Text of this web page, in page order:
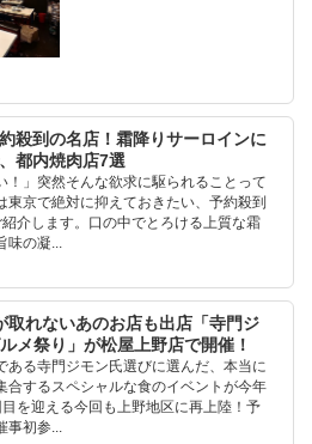
殺到の名店！霜降りサーロインに
都内焼肉店7選
！」突然そんな欲求に駆られることって
東京で絶対に抑えておきたい、予約殺到
介します。口の中でとろける上質な霜
の凝...
取れないあのお店も出店「寺門ジ
メ祭り」が松屋上野店で開催！
ある寺門ジモン氏選びに選んだ、本当に
合するスペシャルな食のイベントが今年
を迎える今回も上野地区に再上陸！予
初参...